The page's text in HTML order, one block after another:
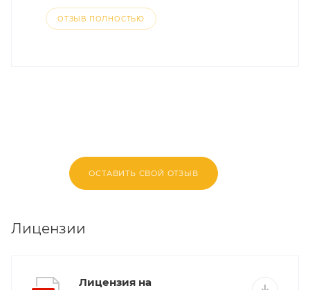
ОТЗЫВ ПОЛНОСТЬЮ
ОСТАВИТЬ СВОЙ ОТЗЫВ
Лицензии
Лицензия на